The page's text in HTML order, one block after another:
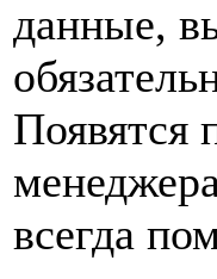
данные,
Появятся
всегда